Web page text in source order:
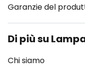
Garanzie del
Di più su
Chi siamo